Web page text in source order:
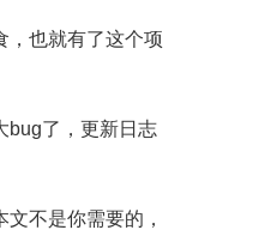
，也就有了这个项
bug了，更新日志
不是你需要的，